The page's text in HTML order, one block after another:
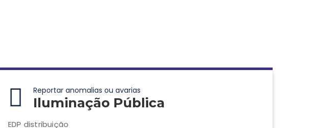
Reportar anomalias ou avarias
Iluminação Pública
EDP distribuição